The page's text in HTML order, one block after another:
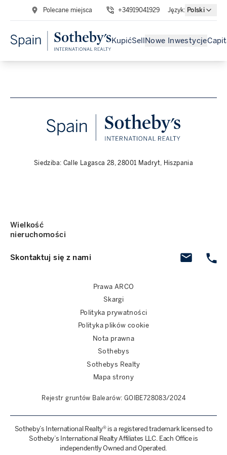
Polecane miejsca +34919041929 Język: Polski
KupićSell Nowe Inwestycje
Siedziba: Calle Lagasca 28, 28001 Madryt, Hiszpania
Skontaktuj się z nami
Wielkość
nieruchomości
Prawa ARCO
Skargi
Polityka prywatności
Polityka plików cookie
Nota prawna
Sothebys
Sothebys Realty
Mapa strony
Rejestr gruntów Balearów: GOIBE728083/2024
Sotheby’s International Realty® is a registered trademark licensed to
Sotheby’s International Realty Affiliates LLC. Each Office is
independently Owned and Operated.